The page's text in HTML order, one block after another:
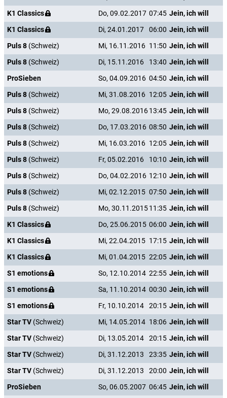
K1 Classics
Do, 09.02.2017 07:45 Jein, ich will
K1 Classics
Di, 24.01.2017 06:00 Jein, ich will
Puls 8 (Schweiz) Mi, 16.11.2016 11:50 Jein, ich will
Puls 8 (Schweiz) Di, 15.11.2016 13:40 Jein, ich will
ProSieben
So, 04.09.2016 04:50 Jein, ich will
Puls 8 (Schweiz) Mi, 31.08.2016 12:05 Jein, ich will
Puls 8 (Schweiz) Mo, 29.08.201613:45 Jein, ich will
Puls 8 (Schweiz) Do, 17.03.2016 08:50 Jein, ich will
Puls 8 (Schweiz) Mi, 16.03.2016 12:05 Jein, ich will
Puls 8 (Schweiz) Fr, 05.02.2016 10:10 Jein, ich will
Puls 8 (Schweiz) Do, 04.02.2016 12:10 Jein, ich will
Puls 8 (Schweiz) Mi, 02.12.2015 07:50 Jein, ich will
Puls 8 (Schweiz) Mo, 30.11.201511:35 Jein, ich will
K1 Classics
Do, 25.06.2015 06:00 Jein, ich will
K1 Classics
Mi, 22.04.2015 17:15 Jein, ich will
K1 Classics
Mi, 01.04.2015 22:05 Jein, ich will
S1 emotions
So, 12.10.2014 22:55 Jein, ich will
S1 emotions
Sa, 11.10.2014 00:30 Jein, ich will
S1 emotions
Fr, 10.10.2014 20:15 Jein, ich will
Star TV (Schweiz) Mi, 14.05.2014 18:06 Jein, ich will
Star TV (Schweiz) Di, 13.05.2014 20:15 Jein, ich will
Star TV (Schweiz) Di, 31.12.2013 23:35 Jein, ich will
Star TV (Schweiz) Di, 31.12.2013 20:00 Jein, ich will
ProSieben
So, 06.05.2007 06:45 Jein, ich will